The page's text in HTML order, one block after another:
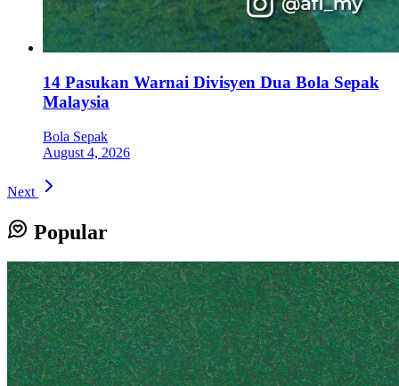
14 Pasukan Warnai Divisyen Dua Bola Sepak
Malaysia
Bola Sepak
August 4, 2026
Next
Popular